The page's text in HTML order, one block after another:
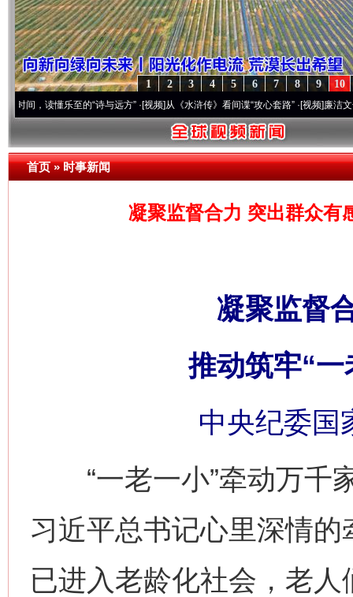
10
9
8
7
6
5
4
3
2
1
懂乐至的“诗与远方”·[视频]从《水浒传》看间谍“攻心套路”·[视频]廉洁文化中国行
首页»时事新闻
凝聚监督合力 突出群众有
凝聚监督
推动筑牢“
中央纪委国
“一老一小”牵动万千
习近平总书记心里深情
已进入老龄化社会，老